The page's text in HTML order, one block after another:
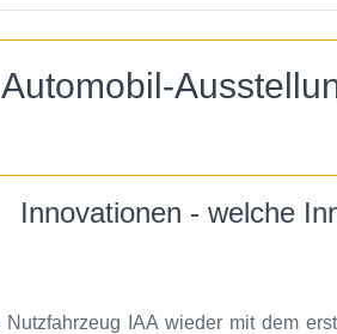
Innovationen - welche
IAA wieder mit dem